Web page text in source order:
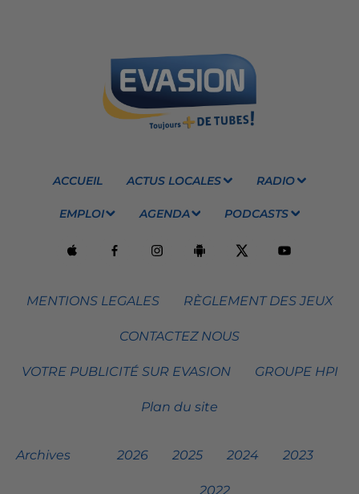
ACCUEIL ACTUS LOCALES RADIO
EMPLOI AGENDA PODCASTS
MENTIONS LEGALES RÈGLEMENT DES JEUX
CONTACTEZ NOUS
VOTRE PUBLICITÉ SUR EVASION GROUPE HPI
Plan du site
Archives 2026 2025 2024 2023
2022